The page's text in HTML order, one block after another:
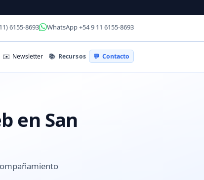
6155-8693 WhatsApp +54 9 11 6155-8693
✉️ Newsletter 📚 Recursos 💬 Contacto
en San